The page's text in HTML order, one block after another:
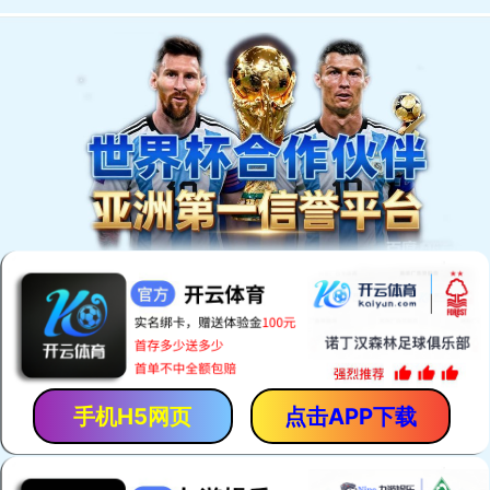
关于公司 新闻动态 公司产品
案例展示 人才招聘 技术支持 联系我们